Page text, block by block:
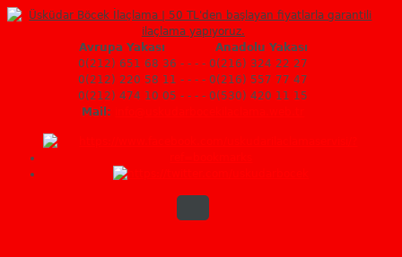
Avrupa Yakası
Anadolu Yakası
0(212) 651 68 36 - - - - 0(216) 324 22 27
0(212) 220 58 11 - - - - 0(216) 557 77 47
0(212) 474 10 05 - - - - 0(530) 420 11 15
Mail: